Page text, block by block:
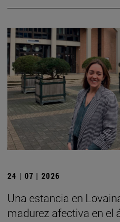
24 | 07 | 2026
Una estancia en
madurez afectiva en el